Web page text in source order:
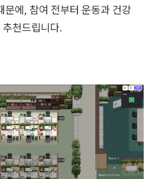
문에, 참여 전부터 운동과 건강
천드립니다.